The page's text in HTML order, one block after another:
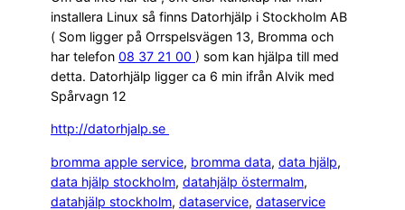
installera Linux så finns Datorhjälp i Stockholm AB
( Som ligger på Orrspelsvägen 13, Bromma och
har telefon 08 37 21 00 ) som kan hjälpa till med
detta. Datorhjälp ligger ca 6 min ifrån Alvik med
Spårvagn 12
http://datorhjalp.se
bromma apple service, bromma data, data hjälp
data hjälp stockholm, datahjälp östermalm
datahjälp stockholm, dataservice, dataservice